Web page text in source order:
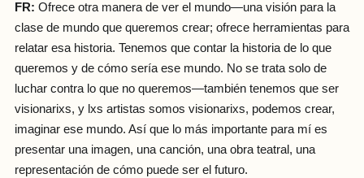
FR: Ofrece otra manera de ver el mundo—una visión para la
clase de mundo que queremos crear; ofrece herramientas para
relatar esa historia. Tenemos que contar la historia de lo que
queremos y de cómo sería ese mundo. No se trata solo de
luchar contra lo que no queremos—también tenemos que ser
visionarixs, y lxs artistas somos visionarixs, podemos crear,
imaginar ese mundo. Así que lo más importante para mí es
presentar una imagen, una canción, una obra teatral, una
representación de cómo puede ser el futuro.